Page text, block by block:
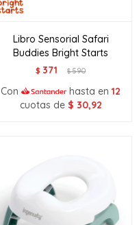
Libro Sensorial Safari
Buddies Bright Starts
$ 371 $590
Con hasta en 12
cuotas de $ 30,92